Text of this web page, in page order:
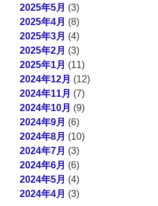
2025年5月 (3)
2025年4月 (8)
2025年3月 (4)
2025年2月 (3)
2025年1月 (11)
2024年12月 (12)
2024年11月 (7)
2024年10月 (9)
2024年9月 (6)
2024年8月 (10)
2024年7月 (3)
2024年6月 (6)
2024年5月 (4)
2024年4月 (3)